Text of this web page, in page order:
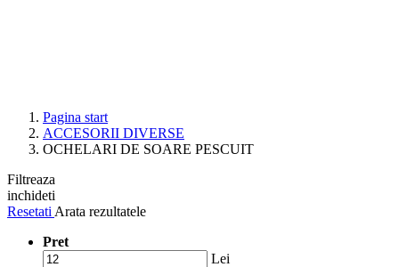
Pagina start
ACCESORII DIVERSE
OCHELARI DE SOARE PESCUIT
Filtreaza
inchideti
Resetati Arata rezultatele
Pret
Lei